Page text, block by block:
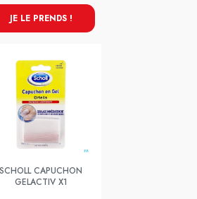
JE LE PRENDS !
SCHOLL CAPUCHON
GELACTIV X1